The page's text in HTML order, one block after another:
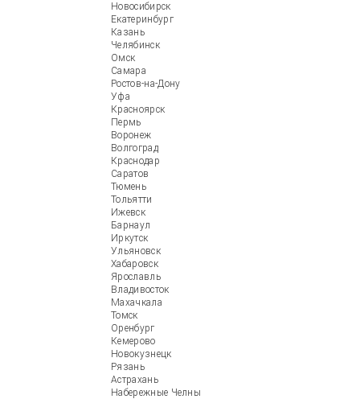
Новосибирск
Екатеринбург
Казань
Челябинск
Омск
Самара
Ростов-на-Дону
Уфа
Красноярск
Пермь
Воронеж
Волгоград
Краснодар
Саратов
Тюмень
Тольятти
Ижевск
Барнаул
Иркутск
Ульяновск
Хабаровск
Ярославль
Владивосток
Махачкала
Томск
Оренбург
Кемерово
Новокузнецк
Рязань
Астрахань
Набережные Челны